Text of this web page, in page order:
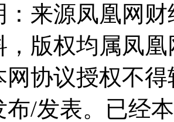
：来源凤凰网
，版权均属凤
网协议授权不
布/发表。已经